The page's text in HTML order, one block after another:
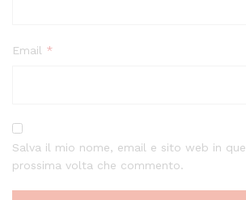
Email *
Salva il mio nome, email e sito web in
prossima volta che commento.